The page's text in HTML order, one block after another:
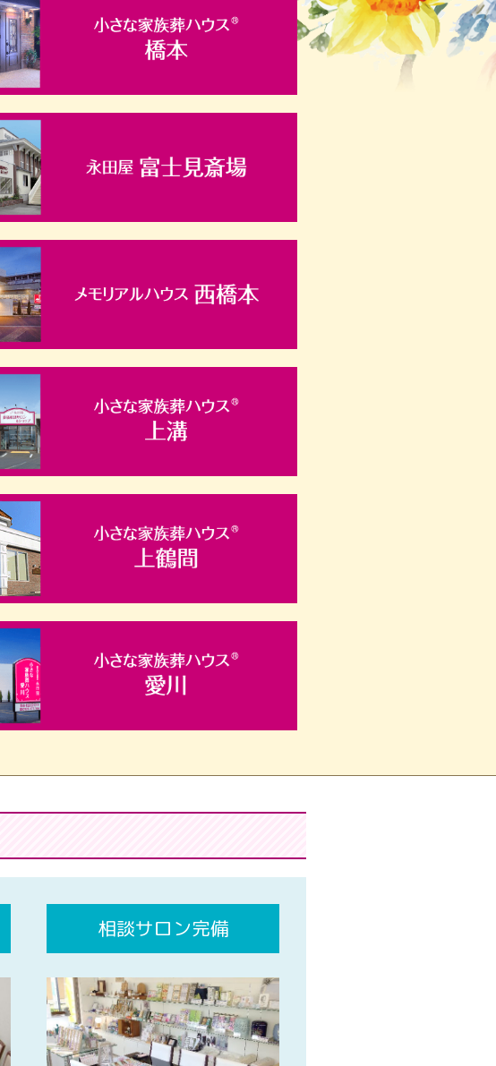
相談サロン完備